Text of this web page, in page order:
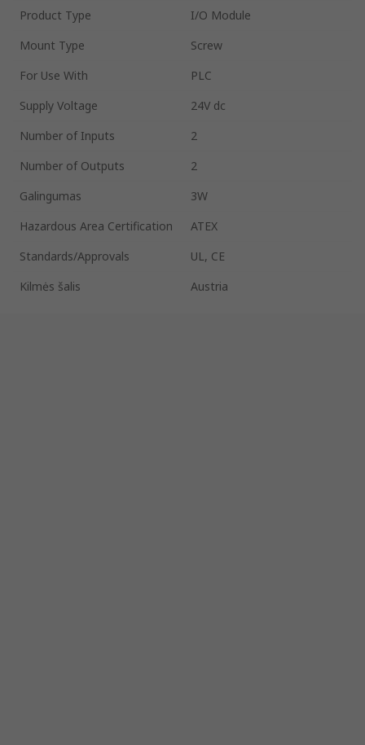
Product Type
I/O Module
Mount Type
Screw
For Use With
PLC
Supply Voltage
24V dc
Number of Inputs
2
Number of Outputs
2
Galingumas
3W
Hazardous Area Certification
ATEX
Standards/Approvals
UL, CE
Kilmės šalis
Austria